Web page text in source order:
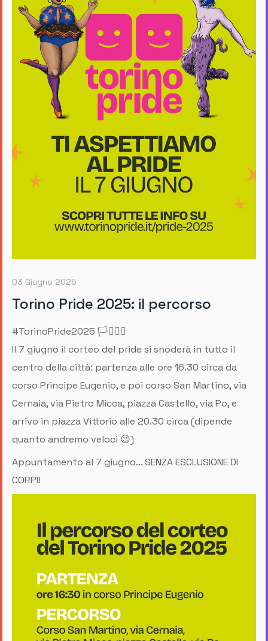
03 Giugno 2025
Torino Pride 2025: il percorso
#TorinoPride2025 🏳️‍⚧️🏳️‍🌈
Il 7 giugno il corteo del pride si snoderà in tutto il
centro della città: partenza alle ore 16.30 circa da
corso Principe Eugenio, e poi corso San Martino, via
Cernaia, via Pietro Micca, piazza Castello, via Po, e
arrivo in piazza Vittorio alle 20.30 circa (dipende
quanto andremo veloci 😉)
Appuntamento al 7 giugno... SENZA ESCLUSIONE DI
CORPI!